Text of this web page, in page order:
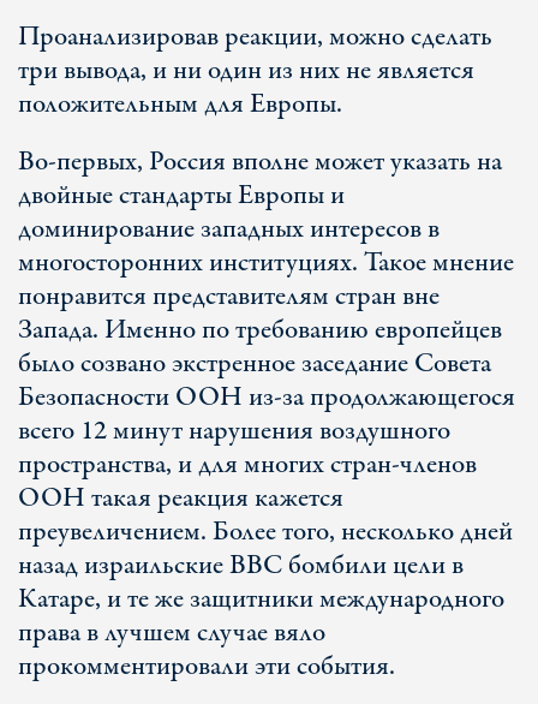
Проанализировав реакции, можно сделать
три вывода, и ни один из них не является
положительным для Европы.
Во-первых, Россия вполне может указать на
двойные стандарты Европы и
доминирование западных интересов в
многосторонних институциях. Такое мнение
понравится представителям стран вне
Запада. Именно по требованию европейцев
было созвано экстренное заседание Совета
Безопасности ООН из-за продолжающегося
всего 12 минут нарушения воздушного
пространства, и для многих стран-членов
ООН такая реакция кажется
преувеличением. Более того, несколько дней
назад израильские ВВС бомбили цели в
Катаре, и те же защитники международного
права в лучшем случае вяло
прокомментировали эти события.